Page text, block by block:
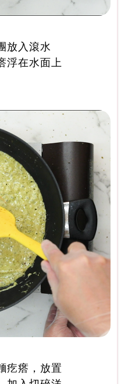
放入滾水
浮在水面上
疙瘩，放置